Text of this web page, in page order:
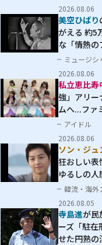
2026.08.06
美空ひばり
がえる 約5
な「情熱の
ミュージシ
2026.08.06
私立恵比寿
強」アリー
ムへ...ファ
アイドル
2026.08.06
ソン・ジュ
狂おしい表
ゆるしの人
男」
韓流・海外
2026.08.05
寺島進が民
ーズ「駐
せた円熟の